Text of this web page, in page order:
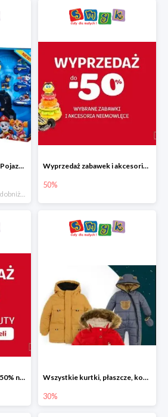
Psi Patrol Radiowóz 5w1 Pojazd ratunkowy z figurką Chase'a Wyprzedaż zabawek i akcesoriów niemowlęcych w Smyku do -50%
50%
Wyprzedaż w Smyku do -50% na ubrania i buty Wszystkie kurtki, płaszcze, kombinezony i spodnie narciarskie -30%
30%